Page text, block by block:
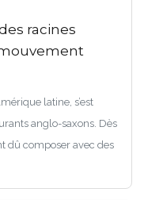
racines
latine, s’est
anglo-saxons. Dès
dû composer avec des